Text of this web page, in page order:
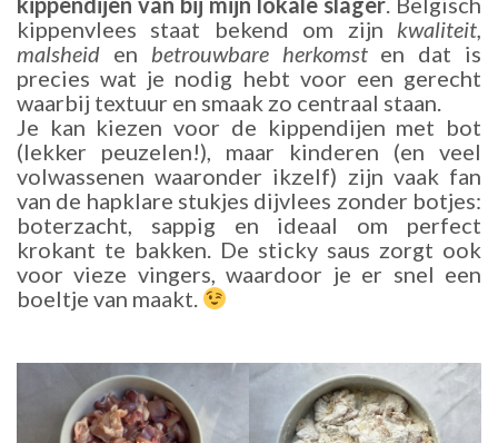
kippenvlees staat bekend om zijn kwaliteit,
malsheid en betrouwbare herkomsten dat is
precies wat je nodig hebt voor een gerecht
waarbij textuur en smaak zo centraal staan.
Je kan kiezen voor de kippendijen met bot
(lekker peuzelen!), maar kinderen (en veel
volwassenen waaronder ikzelf) zijn vaak fan
van de hapklare stukjes dijvlees zonder botjes:
boterzacht, sappig en ideaal om perfect
krokant te bakken. De sticky saus zorgt ook
voor vieze vingers, waardoor je er snel een
boeltje van maakt.